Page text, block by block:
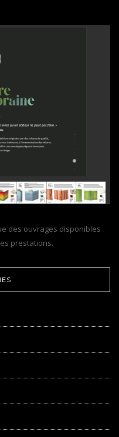
des ouvrages disponibles
prestations.